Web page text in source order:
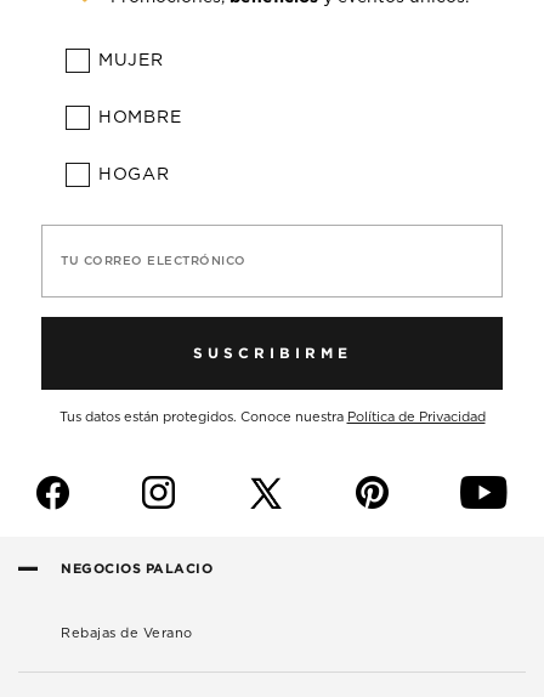
MUJER
HOMBRE
HOGAR
TU CORREO ELECTRÓNICO
SUSCRIBIRME
Tus datos están protegidos. Conoce nuestra Política de Privacidad
f i p y
NEGOCIOS PALACIO
Rebajas de Verano